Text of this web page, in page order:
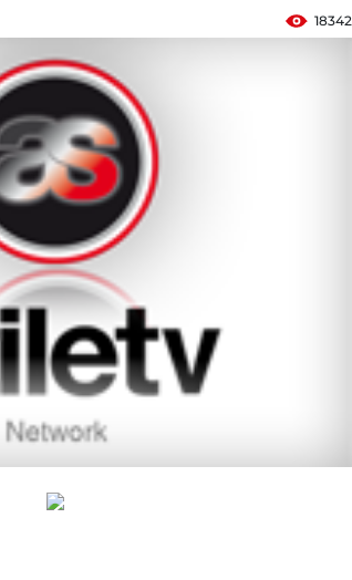
18342